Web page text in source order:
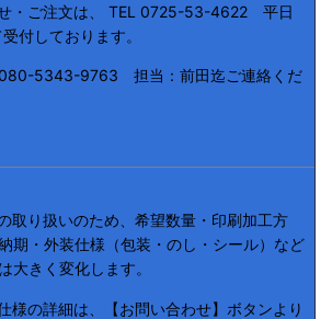
・ご注文は、 TEL 0725-53-4622 平日
付しております。
080-5343-9763 担当：前田迄ご連絡くだ
取り扱いのため、希望数量・印刷加工方
期・外装仕様（包装・のし・シール）など
大きく変化します。
様の詳細は、【お問い合わせ】ボタンより